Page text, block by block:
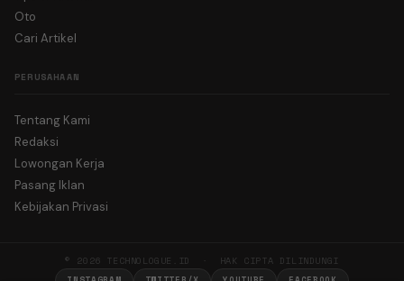
Oto
Cari Artikel
PERUSAHAAN
Tentang Kami
Redaksi
Lowongan Kerja
Pasang Iklan
Kebijakan Privasi
© 2026 TECHNOLOGUE.ID · HAK CIPTA DILINDUNGI